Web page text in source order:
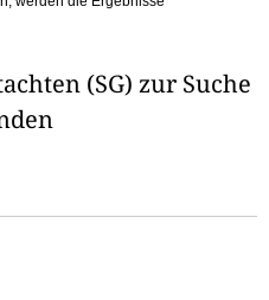
m
(SG) zur Suche